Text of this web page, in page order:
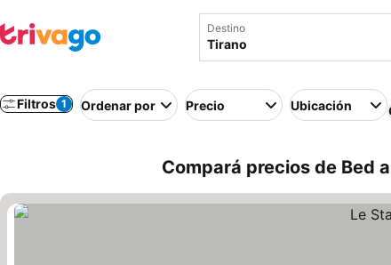
Destino
Filtros 1 Ordenar por Precio Ubicación
Compará precios de Bed